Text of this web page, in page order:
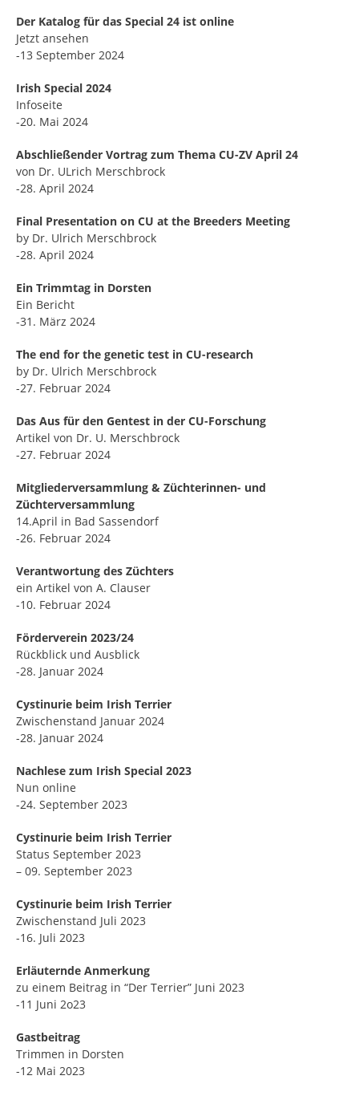
Der Katalog für das Special 24 ist online
Jetzt ansehen
-13 September 2024
Irish Special 2024
Infoseite
-20. Mai 2024
Abschließender Vortrag zum Thema CU-ZV April 24
von Dr. ULrich Merschbrock
-28. April 2024
Final Presentation on CU at the Breeders Meeting
by Dr. Ulrich Merschbrock
-28. April 2024
Ein Trimmtag in Dorsten
Ein Bericht
-31. März 2024
The end for the genetic test in CU-research
by Dr. Ulrich Merschbrock
-27. Februar 2024
Das Aus für den Gentest in der CU-Forschung
Artikel von Dr. U. Merschbrock
-27. Februar 2024
Mitgliederversammlung & Züchterinnen- und
Züchterversammlung
14.April in Bad Sassendorf
-26. Februar 2024
Verantwortung des Züchters
ein Artikel von A. Clauser
-10. Februar 2024
Förderverein 2023/24
Rückblick und Ausblick
-28. Januar 2024
Cystinurie beim Irish Terrier
Zwischenstand Januar 2024
-28. Januar 2024
Nachlese zum Irish Special 2023
Nun online
-24. September 2023
Cystinurie beim Irish Terrier
Status September 2023
– 09. September 2023
Cystinurie beim Irish Terrier
Zwischenstand Juli 2023
-16. Juli 2023
Erläuternde Anmerkung
zu einem Beitrag in “Der Terrier” Juni 2023
-11 Juni 2o23
Gastbeitrag
Trimmen in Dorsten
-12 Mai 2023